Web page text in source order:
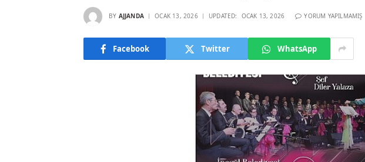
BY AJJANDA OCAK 13, 2026 UPDATED: OCAK 13, 2026 YORUM YAPILMAMIŞ
Facebook Twitter WhatsApp